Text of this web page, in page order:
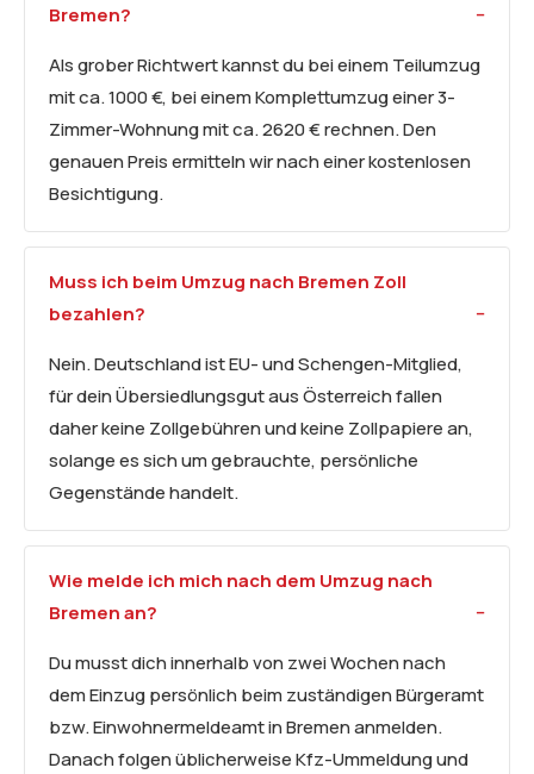
Bremen?
Als grober Richtwert kannst du bei einem Teilumzug
mit ca. 1000 €, bei einem Komplettumzug einer 3-
Zimmer-Wohnung mit ca. 2620 € rechnen. Den
genauen Preis ermitteln wir nach einer kostenlosen
Besichtigung.
Muss ich beim Umzug nach Bremen Zoll
bezahlen?
Nein. Deutschland ist EU- und Schengen-Mitglied,
für dein Übersiedlungsgut aus Österreich fallen
daher keine Zollgebühren und keine Zollpapiere an,
solange es sich um gebrauchte, persönliche
Gegenstände handelt.
Wie melde ich mich nach dem Umzug nach
Bremen an?
Du musst dich innerhalb von zwei Wochen nach
dem Einzug persönlich beim zuständigen Bürgeramt
bzw. Einwohnermeldeamt in Bremen anmelden.
Danach folgen üblicherweise Kfz-Ummeldung und